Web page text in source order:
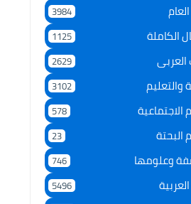
3984
الكاملة 1125
2629
والتعليم 3102
578
23
وعلومها 746
5496